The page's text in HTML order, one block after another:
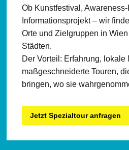
Ob Kunstfestival,
Informationsprojekt – wir
Orte und Zielgruppen in
Städten.
Der Vorteil: Erfahrung, lokale
maßgeschneiderte Touren,
bringen, wo sie
Jetzt Spezialtour anfragen